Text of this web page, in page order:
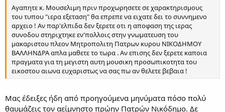
Αγαπητε κ. Μουσελιμη πριν προχωρησετε σε χαρακτηρισμους
του τυπου "ιερα εξεταση" θα επρεπε να ειχατε δει το συννημενο
αρχειο ! Αν παρ'ελπιδα δεν ξερετε οτι η αποφαση της ιερας
συνοδου στηριχτηκε εν'πολλοις στην γνωματευση του
μακαριστου πλεον Μητροπολιτη Πατρων κυρου ΝΙΚΟΔΗΜΟΥ
ΒΑΛΛΗΝΔΡΑ απλα μαθετε το τωρα . Αν επισης δεν ξερετε καποια
πραγματα για τη μεγιστη αυτη μουσικη προσωπικοτητα του
εικοστου αιωνα ευχαριστως να σας πω αν θελετε βεβαια !
Μας έδειξες ήδη από προηγούμενα μηνύματα πόσο πολύ
θαυμάζεις τον αείμνηστο πρώην Πατρών Νικόδημο. Δε